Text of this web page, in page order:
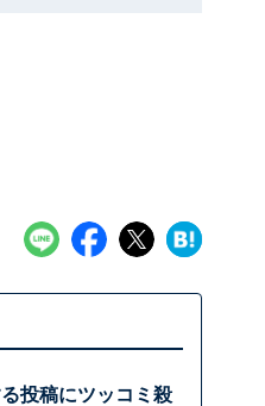
投稿にツッコミ殺